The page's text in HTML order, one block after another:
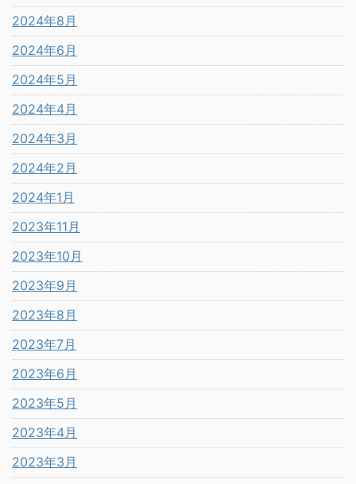
2024年8月
2024年6月
2024年5月
2024年4月
2024年3月
2024年2月
2024年1月
2023年11月
2023年10月
2023年9月
2023年8月
2023年7月
2023年6月
2023年5月
2023年4月
2023年3月